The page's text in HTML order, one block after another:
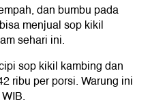
dan bumbu pada
menjual sop kikil
sehari ini.
sop kikil kambing dan
ribu per porsi. Warung ini